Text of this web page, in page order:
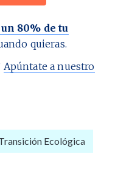
80% de tu
quieras.
Apúntate a nuestro
Ecológica